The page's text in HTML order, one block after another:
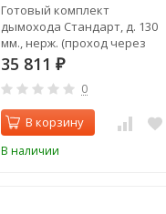
Готовый комплект
дымохода Стандарт, д. 130
мм., нерж. (проход через
стену, задний выход)
35 811 ₽
0
В корзину
В наличии